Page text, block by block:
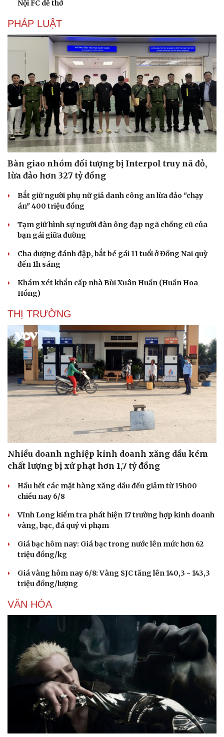
Du lịch
Tư vấn
check-in
Podcast
Câu chuyện thời sự
Đọc truyện đêm khuya
Cửa sổ tình yêu
Hạt giống tâm hồn
Nội FC dễ thở
PHÁP LUẬT
Bàn giao nhóm đối tượng bị Interpol truy nã đỏ,
lừa đảo hơn 327 tỷ đồng
Bắt giữ người phụ nữ giả danh công an lừa đảo "chạy
án" 400 triệu đồng
Tạm giữ hình sự người đàn ông đạp ngã chồng cũ của
bạn gái giữa đường
Cha dượng đánh đập, bắt bé gái 11 tuổi ở Đồng Nai quỳ
đến 1h sáng
Khám xét khẩn cấp nhà Bùi Xuân Huấn (Huấn Hoa
Hồng)
THỊ TRƯỜNG
Nhiều doanh nghiệp kinh doanh xăng dầu kém
chất lượng bị xử phạt hơn 1,7 tỷ đồng
Hầu hết các mặt hàng xăng dầu đều giảm từ 15h00
chiều nay 6/8
Vĩnh Long kiểm tra phát hiện 17 trường hợp kinh doanh
vàng, bạc, đá quý vi phạm
Giá bạc hôm nay: Giá bạc trong nước lên mức hơn 62
triệu đồng/kg
Giá vàng hôm nay 6/8: Vàng SJC tăng lên 140,3 - 143,3
triệu đồng/lượng
VĂN HÓA